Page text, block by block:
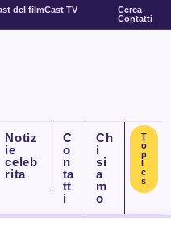
del filmCast TV
Cerca
Contatti
Notiz
ie
celeb
rita
C
o
n
ta
tt
i
Ch
i
si
a
m
o
T
o
p
i
c
s